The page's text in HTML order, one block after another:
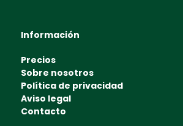
Información
Precios
Sobre nosotros
Política de privacidad
Aviso legal
Contacto